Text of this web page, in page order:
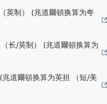
英制） (兆道爾頓换算为夸
长/英制） (兆道爾頓换算为
道爾頓换算为英担 （短/美